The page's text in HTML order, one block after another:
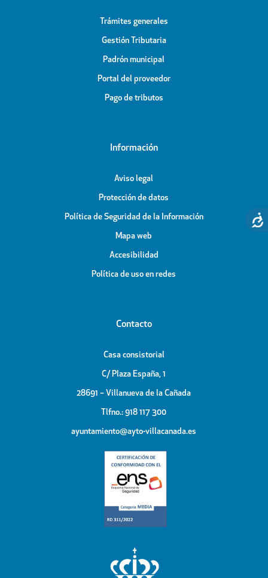
Trámites generales
Gestión Tributaria
Padrón municipal
Portal del proveedor
Pago de tributos
Información
Aviso legal
Protección de datos
Política de Seguridad de la Información
Mapa web
Accesibilidad
Política de uso en redes
Contacto
Casa consistorial
C/ Plaza España, 1
28691 – Villanueva de la Cañada
Tlfno.: 918 117 300
ayuntamiento@ayto-villacanada.es